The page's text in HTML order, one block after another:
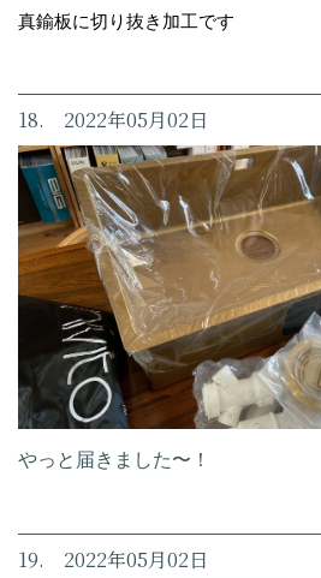
真鍮板に切り抜き加工です
18. 2022年05月02日
やっと届きました〜！
19. 2022年05月02日